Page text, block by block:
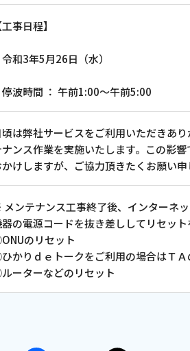
付時間：9:30〜18:00 年中無休
Webメール
お知らせ
工事日程】
和3年5月26日（水）
波時間 ： 午前1:00～午前5:00
頃は弊社サービスをご利用いただきあ
ナンス作業を実施いたします。この影
かけしますが、ご協力頂きたくお願い
ンテナンス工事終了後、インターネ
器の電源コードを抜き差ししてリセッ
のリセット
かりｄｅトークをご利用の場合はＴＡ
ーターなどのリセット